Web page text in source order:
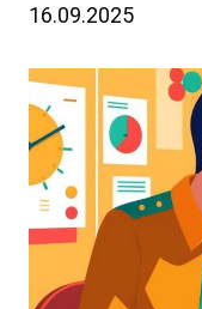
16.09.2025